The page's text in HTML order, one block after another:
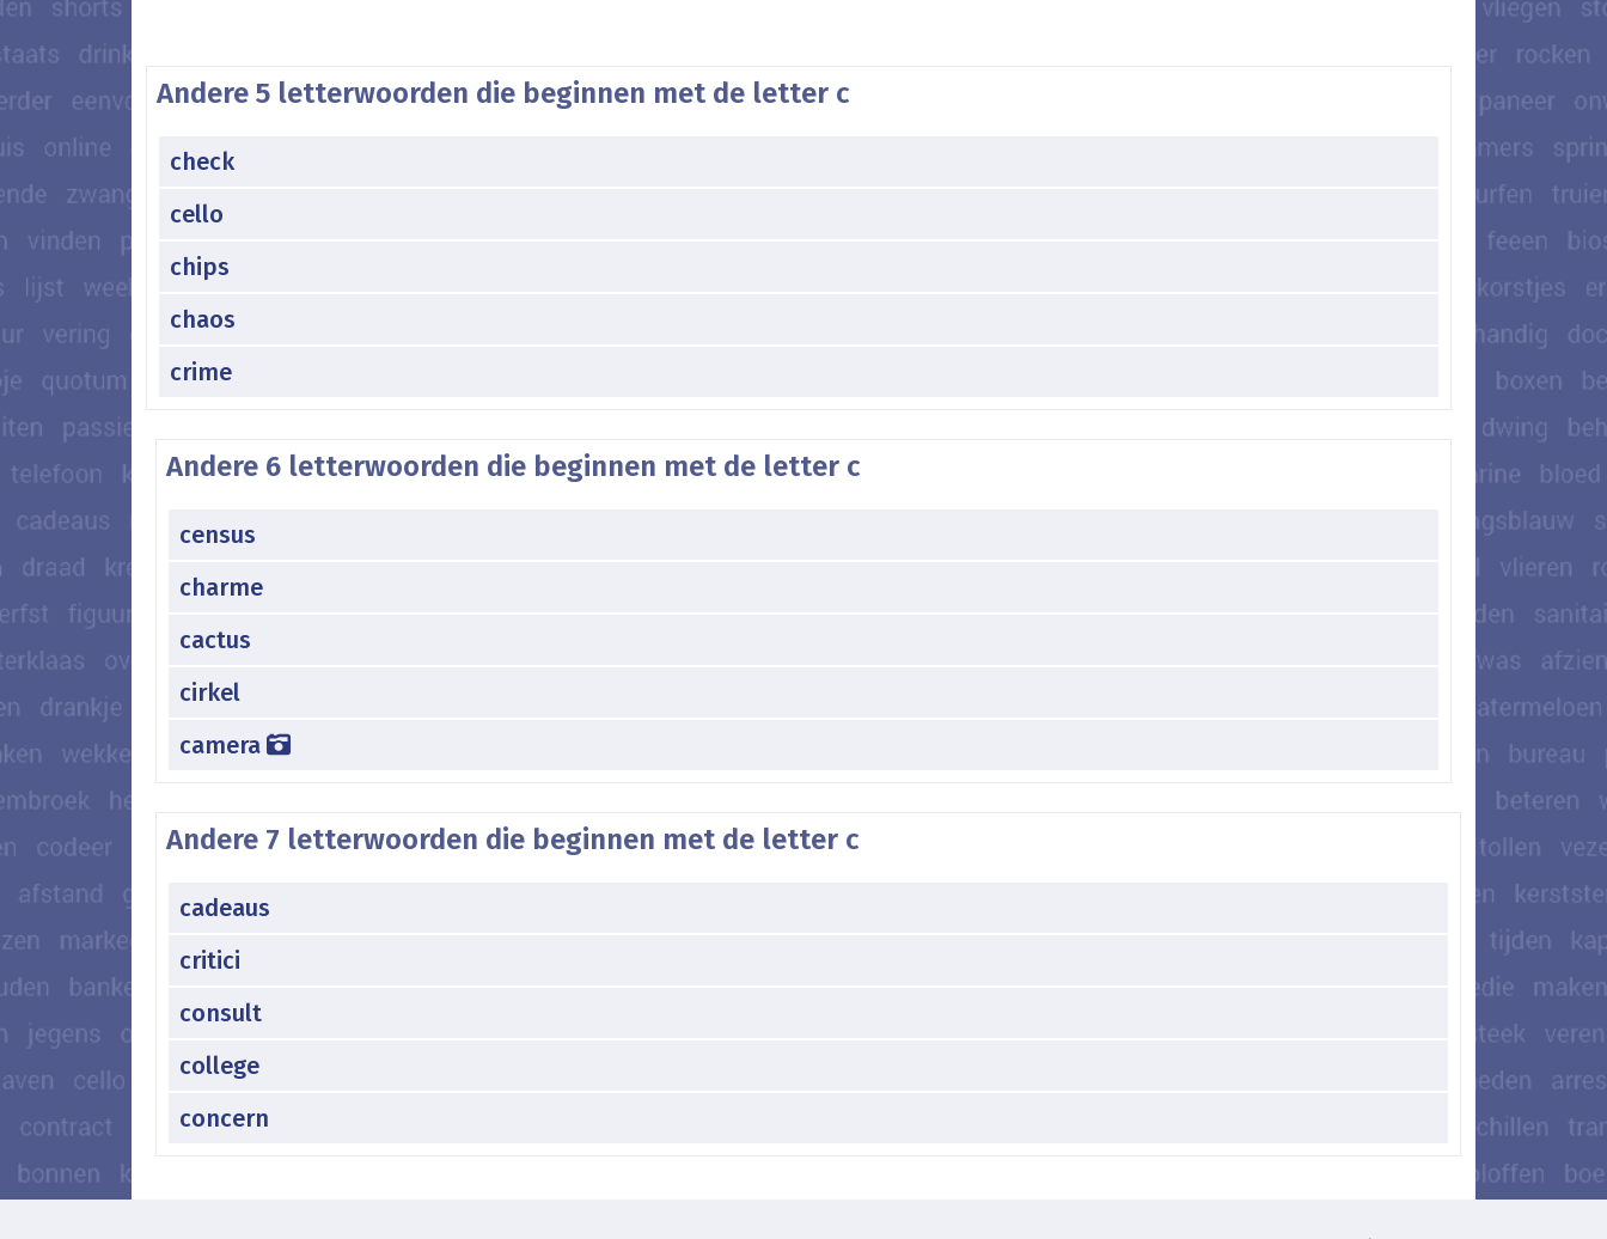
Andere 5 letterwoorden die beginnen met de letter c
check
cello
chips
chaos
crime
Andere 6 letterwoorden die beginnen met de letter c
census
charme
cactus
cirkel
camera
Andere 7 letterwoorden die beginnen met de letter c
cadeaus
critici
consult
college
concern